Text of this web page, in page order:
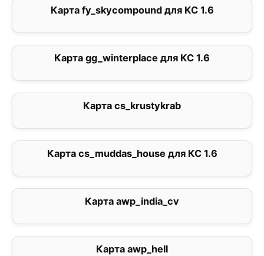
Карта fy_skycompound для КС 1.6
Карта gg_winterplace для КС 1.6
Карта cs_krustykrab
Карта cs_muddas_house для КС 1.6
Карта awp_india_cv
Карта awp_hell